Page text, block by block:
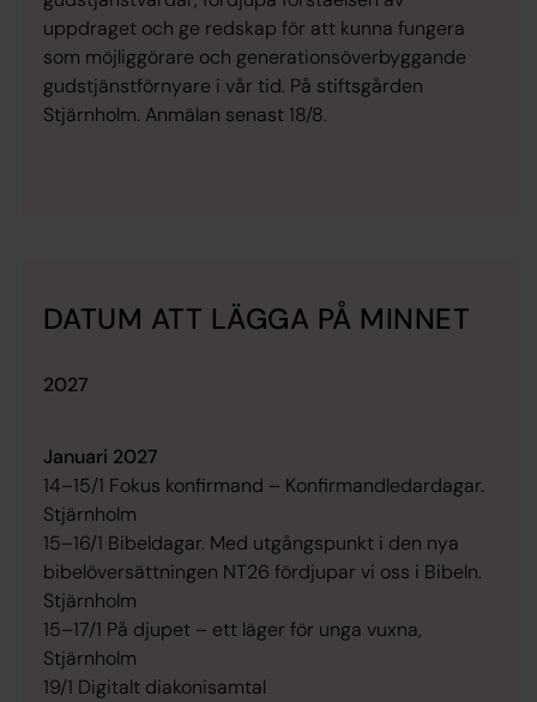
uppdraget och ge redskap för att kunna fungera
som möjliggörare och generationsöverbyggande
gudstjänstförnyare i vår tid. På stiftsgården
Stjärnholm. Anmälan senast 18/8.
DATUM ATT LÄGGA PÅ MINNET
2027
Januari 2027
14–15/1 Fokus konfirmand – Konfirmandledardagar.
Stjärnholm
15–16/1 Bibeldagar. Med utgångspunkt i den nya
bibelöversättningen NT26 fördjupar vi oss i Bibeln.
Stjärnholm
15–17/1 På djupet – ett läger för unga vuxna,
Stjärnholm
19/1 Digitalt diakonisamtal